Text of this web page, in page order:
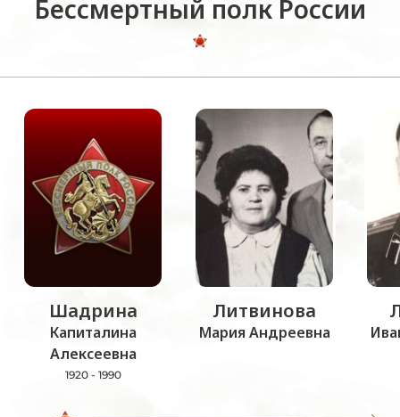
Бессмертный полк России
Шадрина
Капиталина
Алексеевна
1920 - 1990
Литвинова
Мария Андреевна